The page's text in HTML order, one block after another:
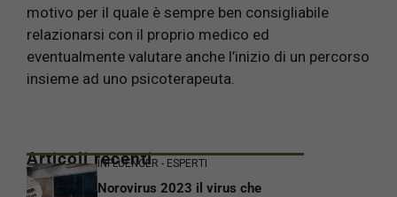
motivo per il quale è sempre ben consigliabile
relazionarsi con il proprio medico ed
eventualmente valutare anche l’inizio di un percorso
insieme ad uno psicoterapeuta.
Articoli recentiINFLUENCER - ESPERTI
Norovirus 2023 il virus che